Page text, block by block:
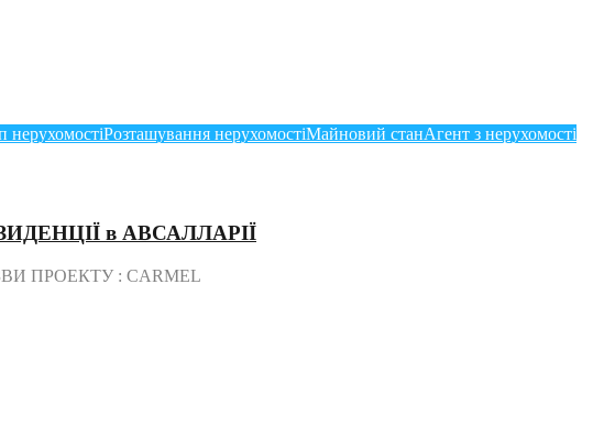
нерухомостіРозташування нерухомостіМайновий станАгент з нерухомості
в АВСАЛЛАРІЇ
ПРОЕКТУ : CARMEL